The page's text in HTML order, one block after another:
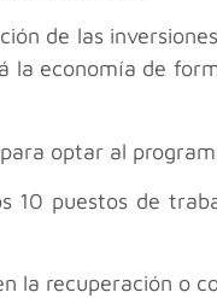
de las
la economía de
optar al
10 puestos de
la recuperación o